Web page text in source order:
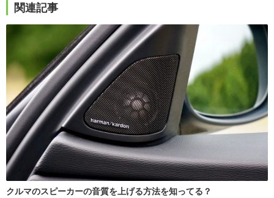
関連記事
クルマのスピーカーの音質を上げる方法を知ってる？